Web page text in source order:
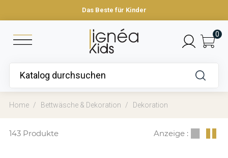
Das Beste für Kinder
0
Home Bettwäsche & Dekoration Dekoration
143 Produkte Anzeige :